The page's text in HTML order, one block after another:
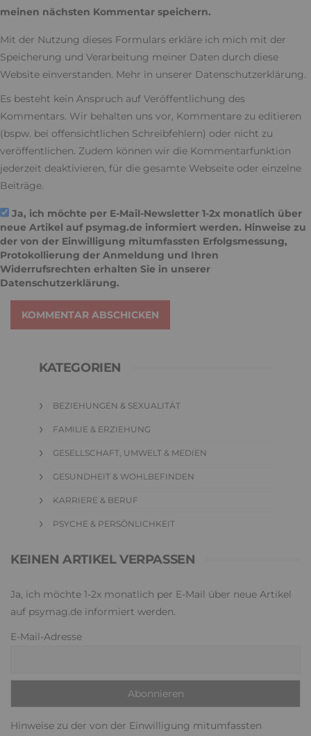
meinen nächsten Kommentar speichern.
Mit der Nutzung dieses Formulars erkläre ich mich mit der
Speicherung und Verarbeitung meiner Daten durch diese
Website einverstanden. Mehr in unserer Datenschutzerklärung.
Es besteht kein Anspruch auf Veröffentlichung des
Kommentars. Wir behalten uns vor, Kommentare zu editieren
(bspw. bei offensichtlichen Schreibfehlern) oder nicht zu
veröffentlichen. Zudem können wir die Kommentarfunktion
jederzeit deaktivieren, für die gesamte Webseite oder einzelne
Beiträge.
Ja, ich möchte per E-Mail-Newsletter 1-2x monatlich über
neue Artikel auf psymag.de informiert werden. Hinweise zu
der von der Einwilligung mitumfassten Erfolgsmessung,
Protokollierung der Anmeldung und Ihren
Widerrufsrechten erhalten Sie in unserer
Datenschutzerklärung.
KOMMENTAR ABSCHICKEN
KATEGORIEN
BEZIEHUNGEN & SEXUALITÄT
FAMILIE & ERZIEHUNG
GESELLSCHAFT, UMWELT & MEDIEN
GESUNDHEIT & WOHLBEFINDEN
KARRIERE & BERUF
PSYCHE & PERSÖNLICHKEIT
KEINEN ARTIKEL VERPASSEN
Ja, ich möchte 1-2x monatlich per E-Mail über neue Artikel
auf psymag.de informiert werden.
E-Mail-Adresse
Hinweise zu der von der Einwilligung mitumfassten